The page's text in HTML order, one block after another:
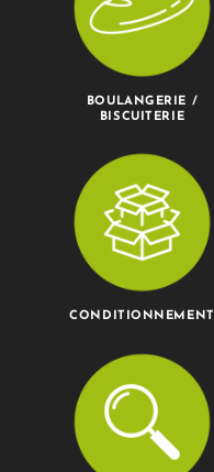
BOULANGERIE /
BISCUITERIE
CONDITIONNEMENT